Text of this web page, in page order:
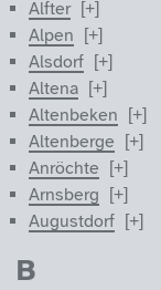
Alfter
Alpen
Alsdorf
Altena
Altenbeken
Altenberge
Anröchte
Arnsberg
Augustdorf
B